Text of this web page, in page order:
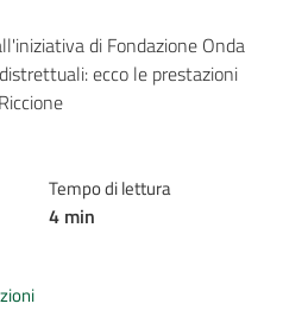
di Fondazione Onda
ecco le prestazioni
Tempo di lettura
4 min